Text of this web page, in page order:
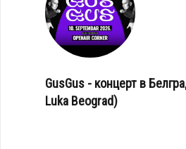
GusGus - концерт в
Luka Beograd)